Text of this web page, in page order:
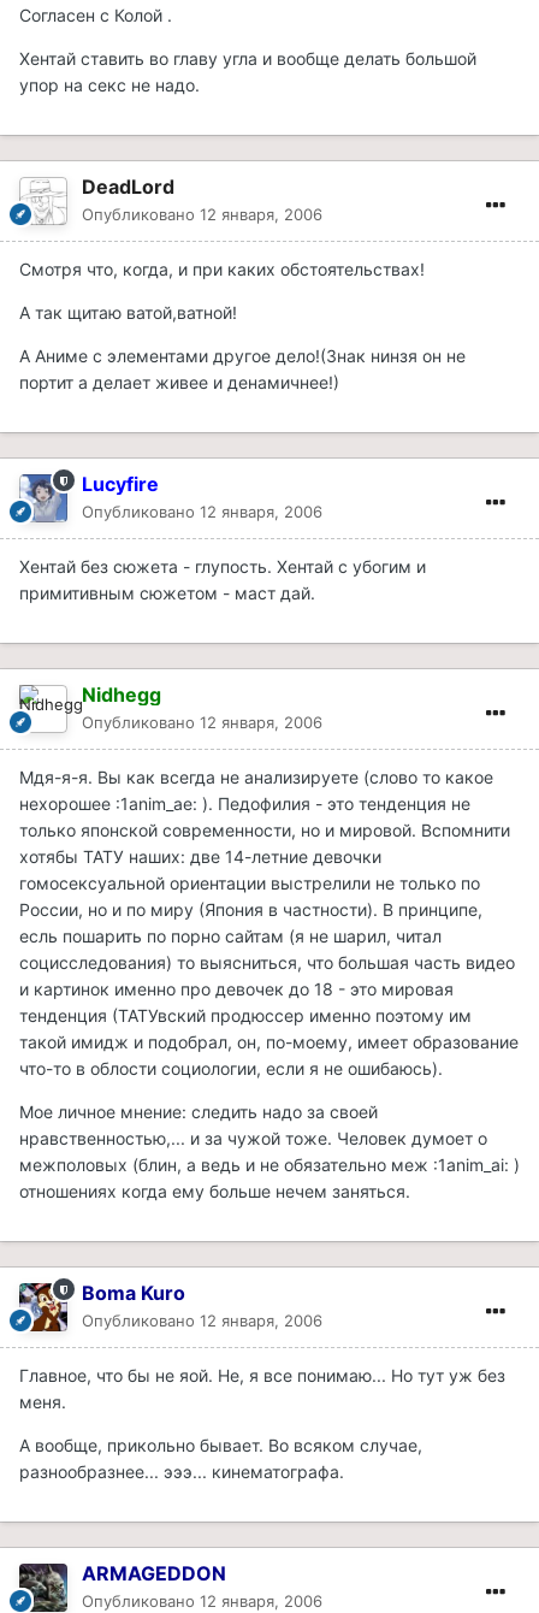
Согласен с Колой .
Хентай ставить во главу угла и вообще делать большой
упор на секс не надо.
DeadLord
Опубликовано 12 января, 2006
Смотря что, когда, и при каких обстоятельствах!
А так щитаю ватой,ватной!
А Аниме с элементами другое дело!(Знак нинзя он не
портит а делает живее и денамичнее!)
Lucyfire
Опубликовано 12 января, 2006
Хентай без сюжета - глупость. Хентай с убогим и
примитивным сюжетом - маст дай.
Nidhegg
Опубликовано 12 января, 2006
Мдя-я-я. Вы как всегда не анализируете (слово то какое
нехорошее :1anim_ae: ). Педофилия - это тенденция не
только японской современности, но и мировой. Вспомнити
хотябы ТАТУ наших: две 14-летние девочки
гомосексуальной ориентации выстрелили не только по
России, но и по миру (Япония в частности). В принципе,
есль пошарить по порно сайтам (я не шарил, читал
социсследования) то выясниться, что большая часть видео
и картинок именно про девочек до 18 - это мировая
тенденция (ТАТУвский продюссер именно поэтому им
такой имидж и подобрал, он, по-моему, имеет образование
что-то в облости социологии, если я не ошибаюсь).
Мое личное мнение: следить надо за своей
нравственностью,... и за чужой тоже. Человек думоет о
межполовых (блин, а ведь и не обязательно меж :1anim_ai: )
отношениях когда ему больше нечем заняться.
Boma Kuro
Опубликовано 12 января, 2006
Главное, что бы не яой. Не, я все понимаю... Но тут уж без
меня.
А вообще, прикольно бывает. Во всяком случае,
разнообразнее... эээ... кинематографа.
ARMAGEDDON
Опубликовано 12 января, 2006